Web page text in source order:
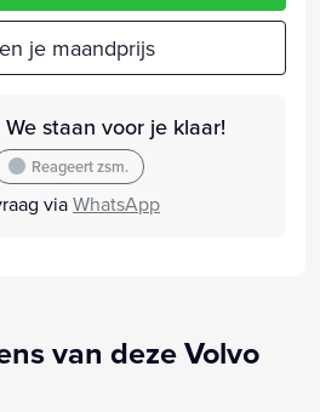
je maandprijs
We staan voor je klaar!
Reageert zsm.
viaWhatsApp
van deze Volvo